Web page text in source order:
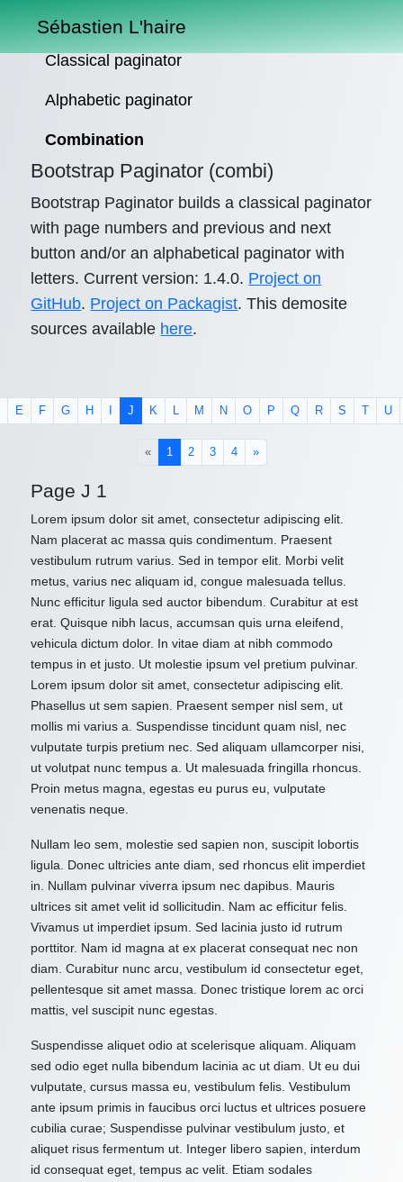
Sébastien L'haire
Classical paginator
Alphabetic paginator
Combination
Bootstrap Paginator (combi)
Bootstrap Paginator builds a classical paginator
with page numbers and previous and next
button and/or an alphabetical paginator with
letters. Current version: 1.4.0. Project on
GitHub. Project on Packagist. This demosite
sources available here.
E F G H J K L M N O P Q R S U
« 1 (current)
2 3 4 »
Page J 1
Lorem ipsum dolor sit amet, consectetur adipiscing elit.
Nam placerat ac massa quis condimentum. Praesent
vestibulum rutrum varius. Sed in tempor elit. Morbi velit
metus, varius nec aliquam id, congue malesuada tellus.
Nunc efficitur ligula sed auctor bibendum. Curabitur at est
erat. Quisque nibh lacus, accumsan quis urna eleifend,
vehicula dictum dolor. In vitae diam at nibh commodo
tempus in et justo. Ut molestie ipsum vel pretium pulvinar.
Lorem ipsum dolor sit amet, consectetur adipiscing elit.
Phasellus ut sem sapien. Praesent semper nisl sem, ut
mollis mi varius a. Suspendisse tincidunt quam nisl, nec
vulputate turpis pretium nec. Sed aliquam ullamcorper nisi,
ut volutpat nunc tempus a. Ut malesuada fringilla rhoncus.
Proin metus magna, egestas eu purus eu, vulputate
venenatis neque.
Nullam leo sem, molestie sed sapien non, suscipit lobortis
ligula. Donec ultricies ante diam, sed rhoncus elit imperdiet
in. Nullam pulvinar viverra ipsum nec dapibus. Mauris
ultrices sit amet velit id sollicitudin. Nam ac efficitur felis.
Vivamus ut imperdiet ipsum. Sed lacinia justo id rutrum
porttitor. Nam id magna at ex placerat consequat nec non
diam. Curabitur nunc arcu, vestibulum id consectetur eget,
pellentesque sit amet massa. Donec tristique lorem ac orci
mattis, vel suscipit nunc egestas.
Suspendisse aliquet odio at scelerisque aliquam. Aliquam
sed odio eget nulla bibendum lacinia ac ut diam. Ut eu dui
vulputate, cursus massa eu, vestibulum felis. Vestibulum
ante ipsum primis in faucibus orci luctus et ultrices posuere
cubilia curae; Suspendisse pulvinar vestibulum justo, et
aliquet risus fermentum ut. Integer libero sapien, interdum
id consequat eget, tempus ac velit. Etiam sodales